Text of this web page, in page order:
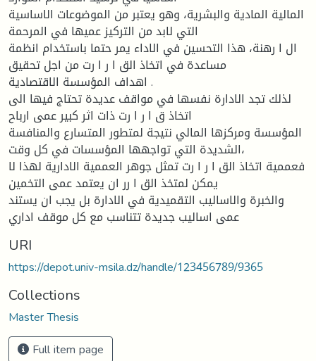
المالية المادية والبشرية، وهو يعتبر من الموضوعات الاساسية
التي لابد من التركيز عميها في المرحمة
ال ا رهنة، هذا التحسين في الاداء يمر حتما باستخدام انظمة
مساعدة في اتخاذ الق ا ر ا رت من اجل تحقيق
اهداف المؤسسة الاقتصادية .
لذلك تجد الادارة نفسها في مواقف عديدة تحتاج فيها الى
اتخاذ ق ا ر ا رت ذات اثر كبير عمى ارباح
المؤسسة ومركزها المالي نتيجة لمتطور المتسارع والمنافسة
الشديدة التي تواجهها المؤسسات في كل وقت،
فعممية اتخاذ الق ا ر ا رت تمثل جوهر العممية الادارية لهذا لا
يمكن لمتخذ الق ا رر ان يعتمد عمى التخمين
والخبرة والاساليب التقميدية في الادارة بل يجب ان يستند
عمى اساليب جديدة تتناسب مع كل موقف اداري
URI
https://depot.univ-msila.dz/handle/123456789/9365
Collections
Master Thesis
Full item page